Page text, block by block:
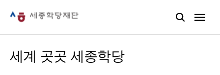
세계 곳곳 세종학당